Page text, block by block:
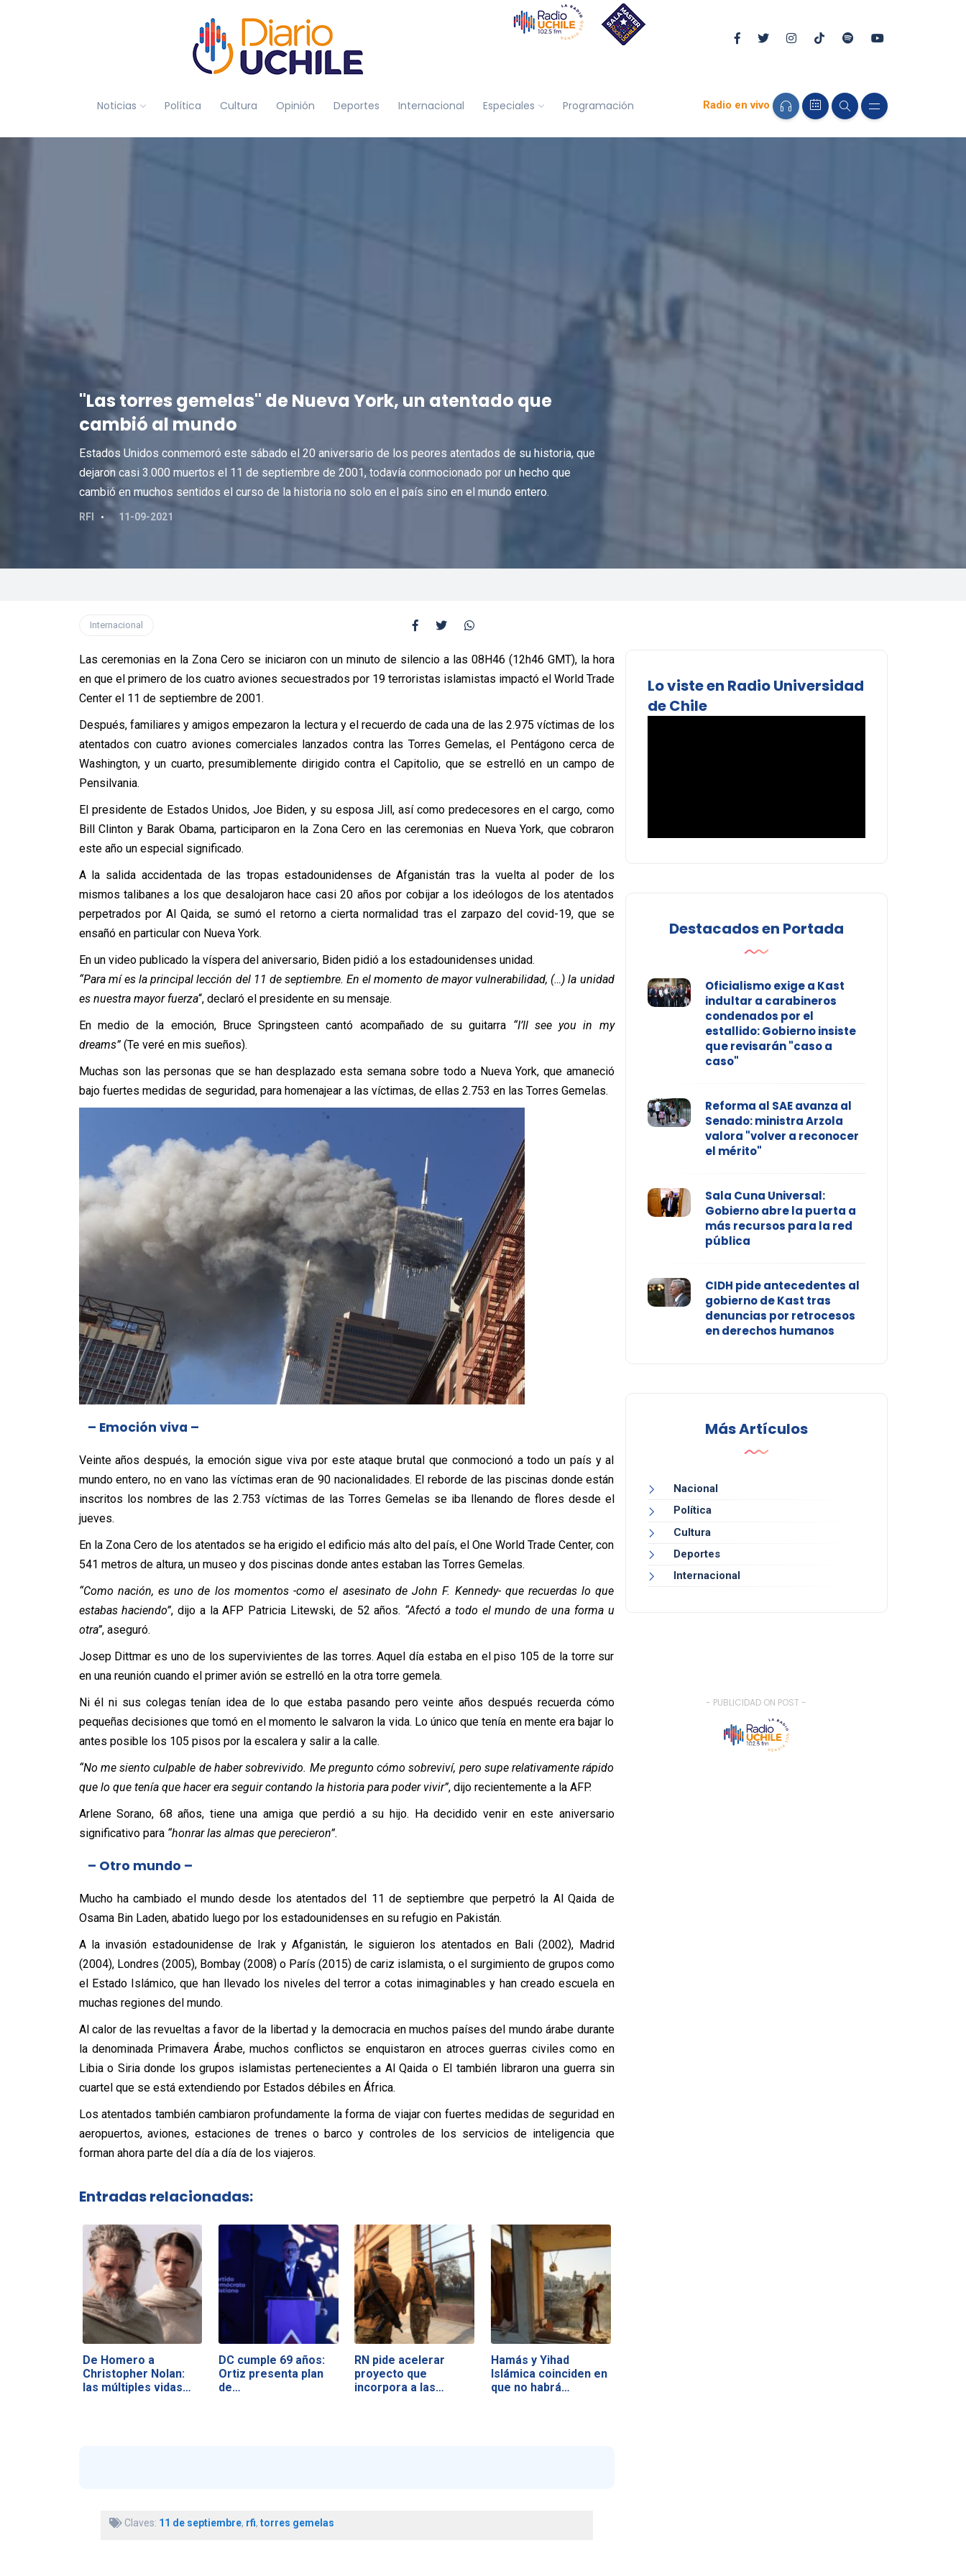
Noticias Política Cultura Opinión Deportes Internacional Especiales Programación Radio en vivo
"Las torres gemelas" de Nueva York, un atentado que
cambió al mundo
Estados Unidos conmemoró este sábado el 20 aniversario de los peores atentados de su historia, que
dejaron casi 3.000 muertos el 11 de septiembre de 2001, todavía conmocionado por un hecho que
cambió en muchos sentidos el curso de la historia no solo en el país sino en el mundo entero.
RFI 11-09-2021
Internacional
Las ceremonias en la Zona Cero se iniciaron con un minuto de silencio a las 08H46 (12h46 GMT), la hora
en que el primero de los cuatro aviones secuestrados por 19 terroristas islamistas impactó el World Trade
Center el 11 de septiembre de 2001.
Después, familiares y amigos empezaron la lectura y el recuerdo de cada una de las 2.975 víctimas de los
atentados con cuatro aviones comerciales lanzados contra las Torres Gemelas, el Pentágono cerca de
Washington, y un cuarto, presumiblemente dirigido contra el Capitolio, que se estrelló en un campo de
Pensilvania.
El presidente de Estados Unidos, Joe Biden, y su esposa Jill, así como predecesores en el cargo, como
Bill Clinton y Barak Obama, participaron en la Zona Cero en las ceremonias en Nueva York, que cobraron
este año un especial significado.
A la salida accidentada de las tropas estadounidenses de Afganistán tras la vuelta al poder de los
mismos talibanes a los que desalojaron hace casi 20 años por cobijar a los ideólogos de los atentados
perpetrados por Al Qaida, se sumó el retorno a cierta normalidad tras el zarpazo del covid-19, que se
ensañó en particular con Nueva York.
En un video publicado la víspera del aniversario, Biden pidió a los estadounidenses unidad.
“Para mí es la principal lección del 11 de septiembre. En el momento de mayor vulnerabilidad, (…) la unidad
es nuestra mayor fuerza“, declaró el presidente en su mensaje.
En medio de la emoción, Bruce Springsteen cantó acompañado de su guitarra “I’ll see you in my
dreams”(Te veré en mis sueños).
Muchas son las personas que se han desplazado esta semana sobre todo a Nueva York, que amaneció
bajo fuertes medidas de seguridad, para homenajear a las víctimas, de ellas 2.753 en las Torres Gemelas.
– Emoción viva –
Veinte años después, la emoción sigue viva por este ataque brutal que conmocionó a todo un país y al
mundo entero, no en vano las víctimas eran de 90 nacionalidades. El reborde de las piscinas donde están
inscritos los nombres de las 2.753 víctimas de las Torres Gemelas se iba llenando de flores desde el
jueves.
En la Zona Cero de los atentados se ha erigido el edificio más alto del país, el One World Trade Center, con
541 metros de altura, un museo y dos piscinas donde antes estaban las Torres Gemelas.
“Como nación, es uno de los momentos -como el asesinato de John F. Kennedy- que recuerdas lo que
estabas haciendo”, dijo a la AFP Patricia Litewski, de 52 años. “Afectó a todo el mundo de una forma u
otra”, aseguró.
Josep Dittmar es uno de los supervivientes de las torres. Aquel día estaba en el piso 105 de la torre sur
en una reunión cuando el primer avión se estrelló en la otra torre gemela.
Ni él ni sus colegas tenían idea de lo que estaba pasando pero veinte años después recuerda cómo
pequeñas decisiones que tomó en el momento le salvaron la vida. Lo único que tenía en mente era bajar lo
antes posible los 105 pisos por la escalera y salir a la calle.
“No me siento culpable de haber sobrevivido. Me pregunto cómo sobreviví, pero supe relativamente rápido
que lo que tenía que hacer era seguir contando la historia para poder vivir”, dijo recientemente a la AFP.
Arlene Sorano, 68 años, tiene una amiga que perdió a su hijo. Ha decidido venir en este aniversario
significativo para “honrar las almas que perecieron”.
– Otro mundo –
Mucho ha cambiado el mundo desde los atentados del 11 de septiembre que perpetró la Al Qaida de
Osama Bin Laden, abatido luego por los estadounidenses en su refugio en Pakistán.
A la invasión estadounidense de Irak y Afganistán, le siguieron los atentados en Bali (2002), Madrid
(2004), Londres (2005), Bombay (2008) o París (2015) de cariz islamista, o el surgimiento de grupos como
el Estado Islámico, que han llevado los niveles del terror a cotas inimaginables y han creado escuela en
muchas regiones del mundo.
Al calor de las revueltas a favor de la libertad y la democracia en muchos países del mundo árabe durante
la denominada Primavera Árabe, muchos conflictos se enquistaron en atroces guerras civiles como en
Libia o Siria donde los grupos islamistas pertenecientes a Al Qaida o EI también libraron una guerra sin
cuartel que se está extendiendo por Estados débiles en África.
Los atentados también cambiaron profundamente la forma de viajar con fuertes medidas de seguridad en
aeropuertos, aviones, estaciones de trenes o barco y controles de los servicios de inteligencia que
forman ahora parte del día a día de los viajeros.
Entradas relacionadas:
De Homero a
Christopher Nolan:
las múltiples vidas…
DC cumple 69 años:
Ortiz presenta plan
de…
RN pide acelerar
proyecto que
incorpora a las…
Hamás y Yihad
Islámica coinciden en
que no habrá…
Claves: 11 de septiembre, rfi, torres gemelas
Lo viste en Radio Universidad
de Chile
Destacados en Portada
Oficialismo exige a Kast
indultar a carabineros
condenados por el
estallido: Gobierno insiste
que revisarán "caso a
caso"
Reforma al SAE avanza al
Senado: ministra Arzola
valora "volver a reconocer
el mérito"
Sala Cuna Universal:
Gobierno abre la puerta a
más recursos para la red
pública
CIDH pide antecedentes al
gobierno de Kast tras
denuncias por retrocesos
en derechos humanos
Más Artículos
Nacional
Política
Cultura
Deportes
Internacional
- PUBLICIDAD ON POST -